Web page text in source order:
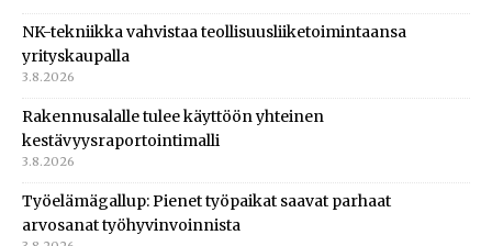
NK-tekniikka vahvistaa teollisuusliiketoimintaansa
yrityskaupalla
3.8.2026
Rakennusalalle tulee käyttöön yhteinen
kestävyysraportointimalli
3.8.2026
Työelämägallup: Pienet työpaikat saavat parhaat
arvosanat työhyvinvoinnista